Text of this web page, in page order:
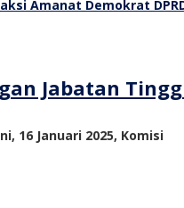
Jabatan
16 Januari 2025, Komisi